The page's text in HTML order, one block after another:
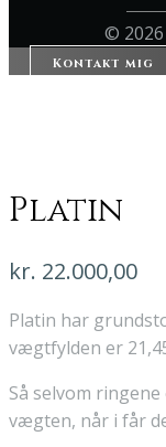
©
Kontakt mig
Platin
kr. 22.000,00
Platin har
vægtfylden er
Så selvom
vægten, når i får